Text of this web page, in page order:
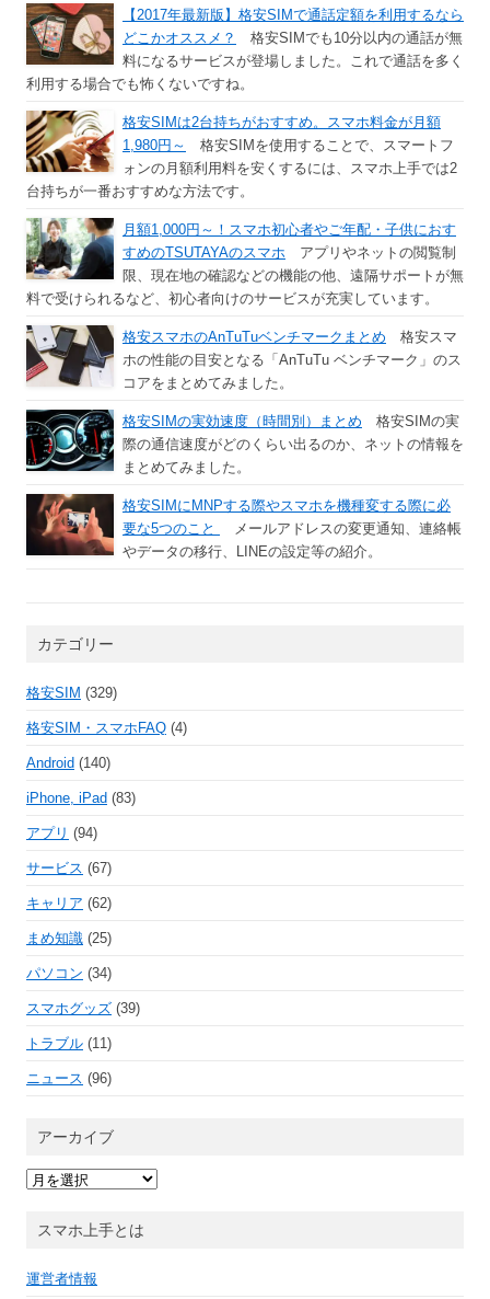
【2017年最新版】格安SIMで通話定額を利用するなら
どこかオススメ？
格安SIMでも10分以内の通話が無
料になるサービスが登場しました。これで通話を多く
利用する場合でも怖くないですね。
格安SIMは2台持ちがおすすめ。スマホ料金が月額
1,980円～
格安SIMを使用することで、スマートフ
ォンの月額利用料を安くするには、スマホ上手では2
台持ちが一番おすすめな方法です。
月額1,000円～！スマホ初心者やご年配・子供におす
すめのTSUTAYAのスマホ アプリやネットの閲覧制
限、現在地の確認などの機能の他、遠隔サポートが無
料で受けられるなど、初心者向けのサービスが充実しています。
格安スマホのAnTuTuベンチマークまとめ 格安スマ
ホの性能の目安となる「AnTuTu ベンチマーク」のス
コアをまとめてみました。
格安SIMの実効速度（時間別）まとめ 格安SIMの実
際の通信速度がどのくらい出るのか、ネットの情報を
まとめてみました。
格安SIMにMNPする際やスマホを機種変する際に必
要な5つのこと
メールアドレスの変更通知、連絡帳
やデータの移行、LINEの設定等の紹介。
カテゴリー
格安SIM (329)
格安SIM・スマホFAQ (4)
Android (140)
iPhone, iPad (83)
アプリ (94)
サービス (67)
キャリア (62)
まめ知識 (25)
パソコン (34)
スマホグッズ (39)
トラブル (11)
ニュース (96)
アーカイブ
ア
ー
ブスマホ上手とは
運営者情報